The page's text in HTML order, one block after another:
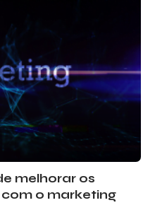
melhorar os
o marketing